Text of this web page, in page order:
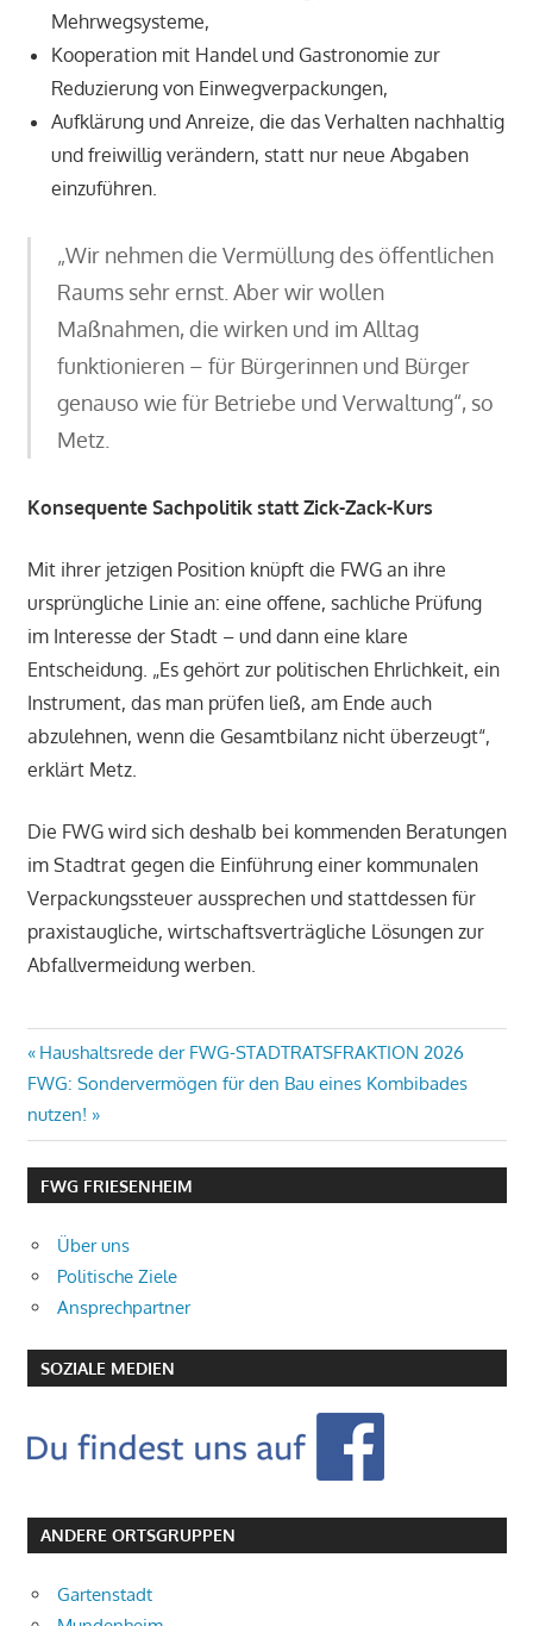
Mehrwegsysteme,
Kooperation mit Handel und Gastronomie zur
Reduzierung von Einwegverpackungen,
Aufklärung und Anreize, die das Verhalten nachhaltig
und freiwillig verändern, statt nur neue Abgaben
einzuführen.
„Wir nehmen die Vermüllung des öffentlichen
Raums sehr ernst. Aber wir wollen
Maßnahmen, die wirken und im Alltag
funktionieren – für Bürgerinnen und Bürger
genauso wie für Betriebe und Verwaltung“, so
Metz.
Konsequente Sachpolitik statt Zick-Zack-Kurs
Mit ihrer jetzigen Position knüpft die FWG an ihre
ursprüngliche Linie an: eine offene, sachliche Prüfung
im Interesse der Stadt – und dann eine klare
Entscheidung. „Es gehört zur politischen Ehrlichkeit, ein
Instrument, das man prüfen ließ, am Ende auch
abzulehnen, wenn die Gesamtbilanz nicht überzeugt“,
erklärt Metz.
Die FWG wird sich deshalb bei kommenden Beratungen
im Stadtrat gegen die Einführung einer kommunalen
Verpackungssteuer aussprechen und stattdessen für
praxistaugliche, wirtschaftsverträgliche Lösungen zur
Abfallvermeidung werben.
Beitragsnavigation
Vorheriger
Beitrag:
Haushaltsrede der FWG-STADTRATSFRAKTION 2026
Nächster
Beitrag:
FWG: Sondervermögen für den Bau eines Kombibades
nutzen!
FWG FRIESENHEIM
Über uns
Politische Ziele
Ansprechpartner
SOZIALE MEDIEN
ANDERE ORTSGRUPPEN
Gartenstadt